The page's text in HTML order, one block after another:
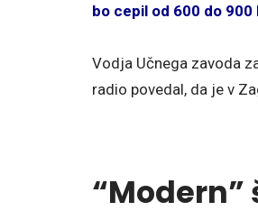
bo cepil od 600 do
Vodja Učnega zavoda
radio povedal, da je v
“Modern”